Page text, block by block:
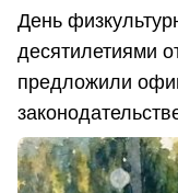
День
десятилетиями
предложили